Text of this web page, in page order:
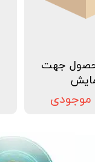
جهت
موجودی